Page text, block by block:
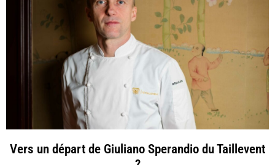
Vers un départ de Giuliano Sperandio du Taillevent